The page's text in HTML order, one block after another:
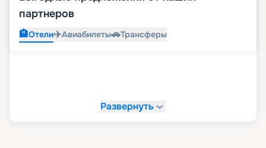
партнеров
🏨Отели✈️Авиабилеты🚗Трансферы
Развернуть